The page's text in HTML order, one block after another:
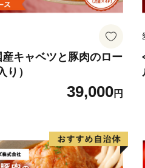
キャベツと豚肉のロー
り）
39,000円